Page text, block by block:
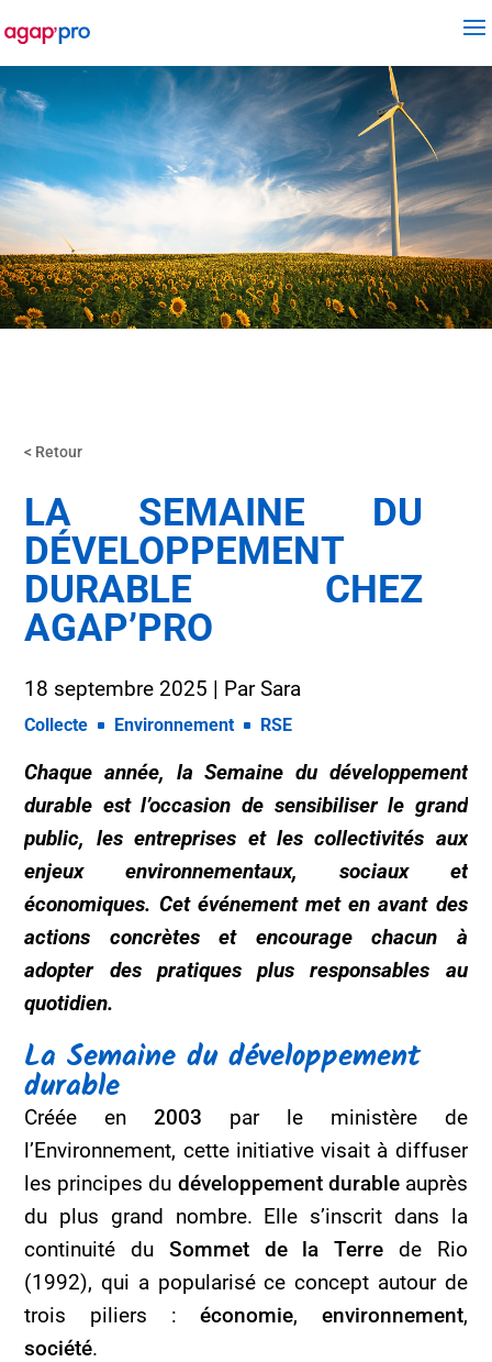
< Retour
LA SEMAINE DU
DÉVELOPPEMENT
DURABLE CHEZ
AGAP’PRO
18 septembre 2025 | ParSara
Collecte Environnement RSE
Chaque année, laSemaine du développement
durable est l’occasion de sensibiliser le grand
public, les entreprises et les collectivités aux
enjeux environnementaux, sociaux et
économiques. Cet événement met en avant des
actions concrèteset encourage chacun à
adopter des pratiques plusresponsables au
quotidien.
La Semaine du développement
durable
Créée en2003 par le ministère de
l’Environnement, cette initiative visait à diffuser
les principes du développement durableauprès
du plus grand nombre. Elle s’inscrit dans la
continuité du Sommet de la Terre de Rio
(1992), qui a popularisé ce concept autour de
trois piliers :économie, environnement,
société.